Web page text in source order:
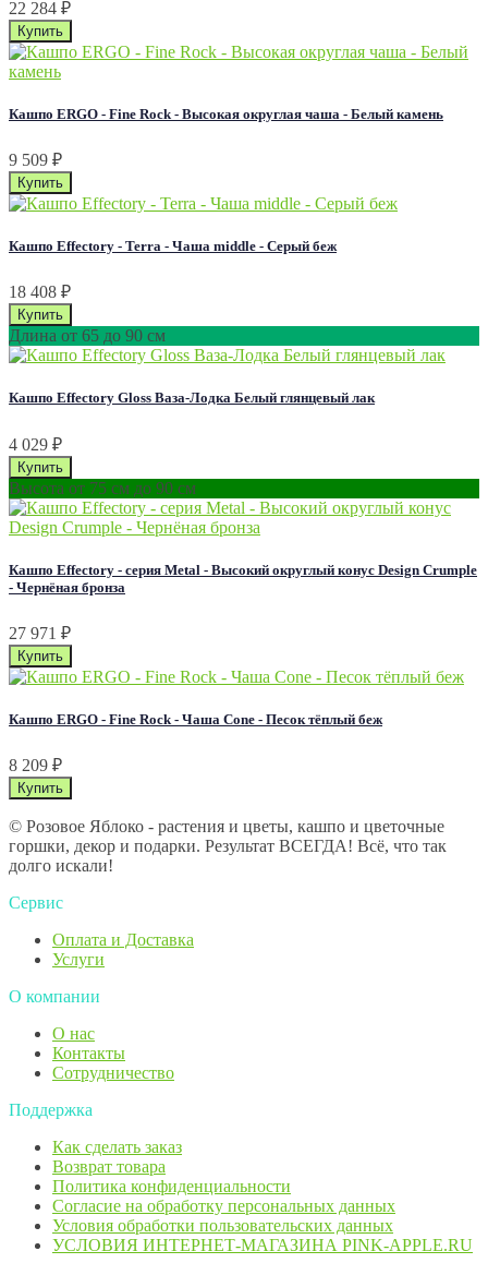
22 284 ₽
Кашпо ERGO - Fine Rock - Высокая округлая чаша - Белый камень
9 509 ₽
Кашпо Effectory - Terra - Чаша middle - Серый беж
18 408 ₽
Длина от 65 до 90 см
Кашпо Effectory Gloss Ваза-Лодка Белый глянцевый лак
4 029 ₽
Высота от 75 см до 90 см
Кашпо Effectory - серия Metal - Высокий округлый конус Design Сrumple
- Чернёная бронза
27 971 ₽
Кашпо ERGO - Fine Rock - Чаша Cone - Песок тёплый беж
8 209 ₽
© Розовое Яблоко - растения и цветы, кашпо и цветочные
горшки, декор и подарки. Результат ВСЕГДА! Всё, что так
долго искали!
Сервис
Оплата и Доставка
Услуги
О компании
О нас
Контакты
Сотрудничество
Поддержка
Как сделать заказ
Возврат товара
Политика конфиденциальности
Согласие ​на обработку персональных данных
Условия обработки пользовательских данных
УСЛОВИЯ ИНТЕРНЕТ-МАГАЗИНА PINK-APPLE.RU